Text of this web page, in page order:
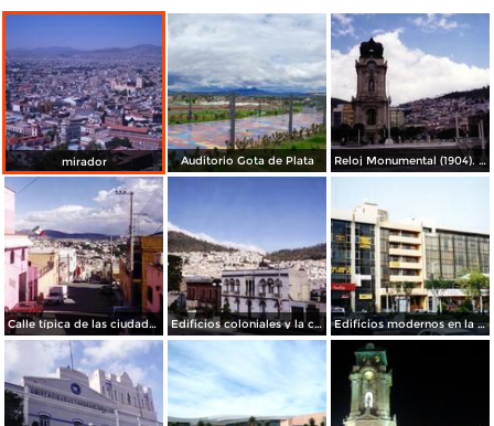
mirador Auditorio Gota de Plata Reloj Monumental (1904). Pachuca, Hidalgo. 2001
Calle típica de las ciudades mineras. Pachuca de Soto, Hidalgo Edificios coloniales y la ciudad de Pachuca de Soto, Hidalgo Edificios modernos en la plaza central de Pachuca, Hidalgo